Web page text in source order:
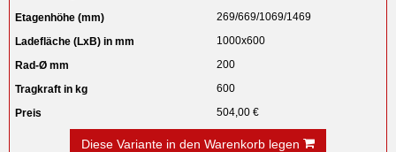
269/669/1069/1469
1000x600
200
600
504,00 €
Diese Variante in den Warenkorb legen